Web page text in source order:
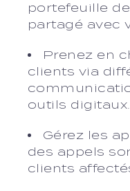
portefeuille
partagé avec
Prenez en
clients via
outils digitaux.
Gérez les
des appels
clients